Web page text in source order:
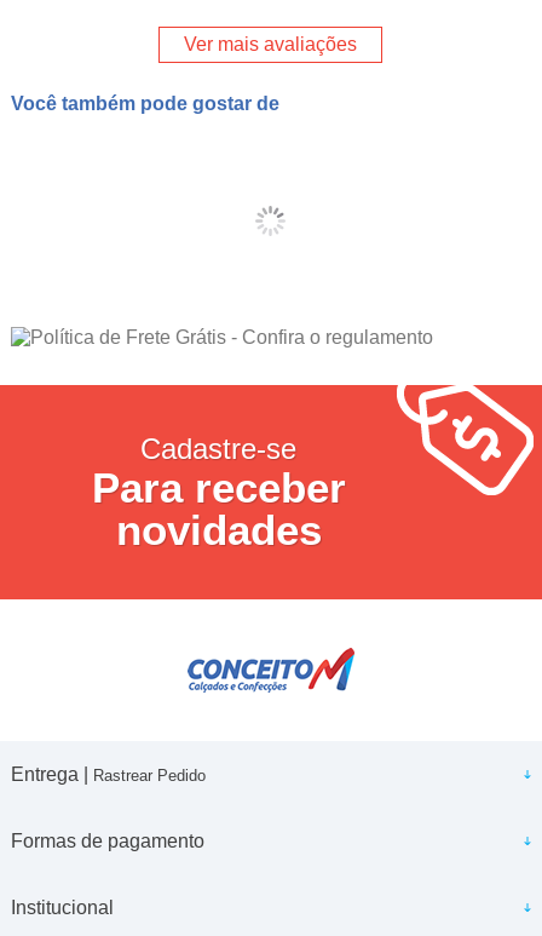
Ver mais avaliações
Você também pode gostar de
Cadastre-se
Para receber
novidades
Entrega | Rastrear Pedido
Formas de pagamento
Institucional